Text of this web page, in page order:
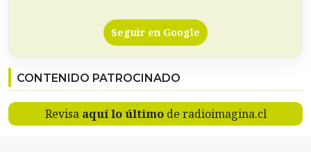
Seguir en Google
CONTENIDO PATROCINADO
Revisa aquí lo últimode radioimagina.cl